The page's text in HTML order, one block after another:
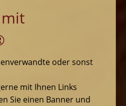
oder sonst
mit Ihnen Links
Sie einen Banner und